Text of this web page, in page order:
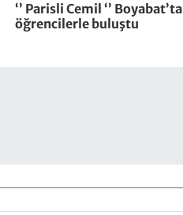
‘’ Parisli Cemil ‘’ Boyabat’ta
öğrencilerle buluştu